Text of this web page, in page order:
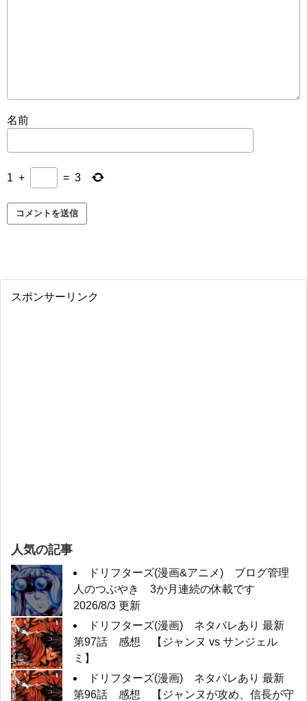
名前
1 + = 3
スポンサーリンク
人気の記事
ドリフターズ(漫画&アニメ) ブログ管理
人のつぶやき 3か月連続の休載です
2026/8/3 更新
ドリフターズ(漫画) ネタバレあり 最新
第97話 感想 【ジャンヌ vs サンジェル
ミ】
ドリフターズ(漫画) ネタバレあり 最新
第96話 感想 【ジャンヌが攻め、信長が守